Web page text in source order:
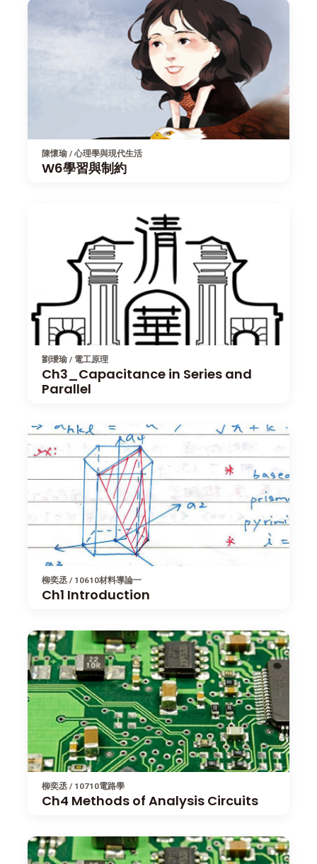
陳懷瑜 / 心理學與現代生活
W6學習與制約
劉璦瑜 / 電工原理
Ch3_Capacitance in Series and
Parallel
柳奕丞 / 10610材料導論一
Ch1 Introduction
柳奕丞 / 10710電路學
Ch4 Methods of Analysis Circuits